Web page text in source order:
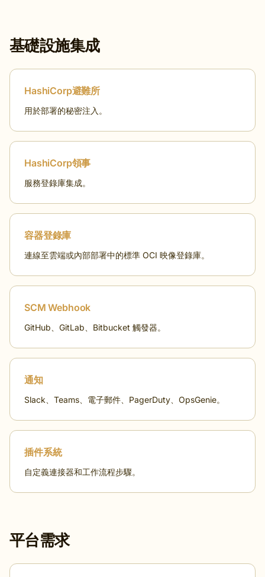
基礎設施集成
HashiCorp避難所
用於部署的秘密注入。
HashiCorp領事
服務登錄庫集成。
容器登錄庫
連線至雲端或內部部署中的標準 OCI 映像登錄庫。
SCM Webhook
GitHub、GitLab、Bitbucket 觸發器。
通知
Slack、Teams、電子郵件、PagerDuty、OpsGenie。
插件系統
自定義連接器和工作流程步驟。
平台需求